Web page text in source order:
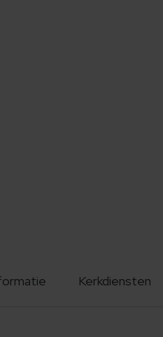
Kerkdiensten